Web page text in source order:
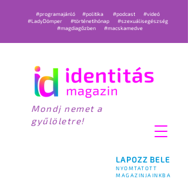
LAPOZZ BELE
NYOMTATOTT
MAGAZINJAINKBA
#programajánló #politika #podcast
#videó
#LadyDömper
#történetihónap
#szexuálisegészség
#magdiagőzben
#macskamedve
Mondj nemet a
gyűlöletre!